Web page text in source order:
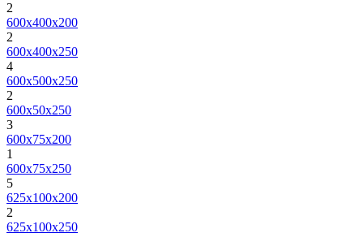
2
600х400х200
2
600х400х250
4
600х500х250
2
600х50х250
3
600х75х200
1
600х75х250
5
625х100х200
2
625х100х250